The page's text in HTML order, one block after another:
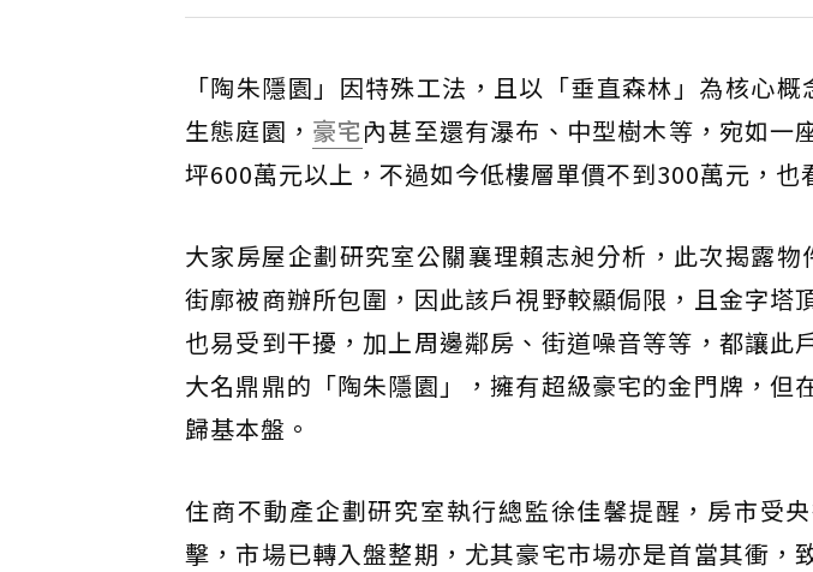
「陶朱隱園」因特殊工法，且以「垂直森林」為核心
生態庭園， 豪宅內甚至還有瀑布、中型樹木等，宛如一
坪600萬元以上，不過如今低樓層單價不到300萬元，也
大家房屋企劃研究室公關襄理賴志昶分析，此次揭露
街廓被商辦所包圍，因此該戶視野較顯侷限，且金字塔
也易受到干擾，加上周邊鄰房、街道噪音等等，都讓此
大名鼎鼎的「陶朱隱園」，擁有超級豪宅的金門牌，但
歸基本盤。
住商不動產企劃研究室執行總監徐佳馨提醒，房市受
擊，市場已轉入盤整期，尤其豪宅市場亦是首當其衝，